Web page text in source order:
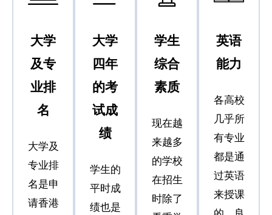
大学
及专
业排
名
大学及
专业排
名是申
请香港
大学
四年
的考
试成
绩
学生的
平时成
绩也是
学生
综合
素质
现在越
来越多
的学校
在招生
时除了
英语
能力
各高校
几乎所
有专业
都是通
过英语
来授课